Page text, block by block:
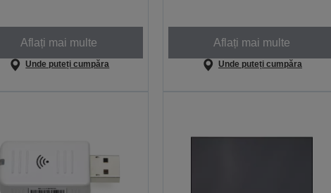
Aflați mai multe
Unde puteți cumpăra
Aflați mai multe
Unde puteți cumpăra